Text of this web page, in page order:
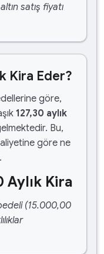
satış fiyatı
Kira Eder?
göre,
127,30 aylık
Bu,
göre ne
Aylık Kira
(15.000,00